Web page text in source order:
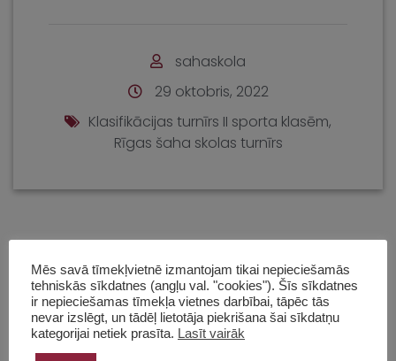
sahaskola
29 oktobris, 2022
Klasifikācijas turnīrs II sporta klasēm,
Rīgas šaha skolas turnīrs
Bērnu turnīri
Eiropas čempionāts
Mēs savā tīmekļvietnē izmantojam tikai nepieciešamās
tehniskās sīkdatnes (angļu val. "cookies"). Šīs sīkdatnes
ir nepieciešamas tīmekļa vietnes darbībai, tāpēc tās
nevar izslēgt, un tādēļ lietotāja piekrišana šai sīkdatņu
kategorijai netiek prasīta. Lasīt vairāk